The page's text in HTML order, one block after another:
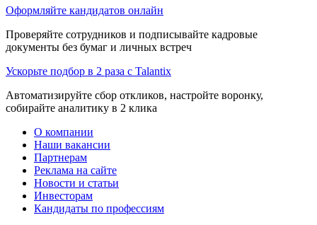
Оформляйте кандидатов онлайн
Проверяйте сотрудников и подписывайте кадровые
документы без бумаг и личных встреч
Ускорьте подбор в 2 раза с Talantix
Автоматизируйте сбор откликов, настройте воронку,
собирайте аналитику в 2 клика
О компании
Наши вакансии
Партнерам
Реклама на сайте
Новости и статьи
Инвесторам
Кандидаты по профессиям